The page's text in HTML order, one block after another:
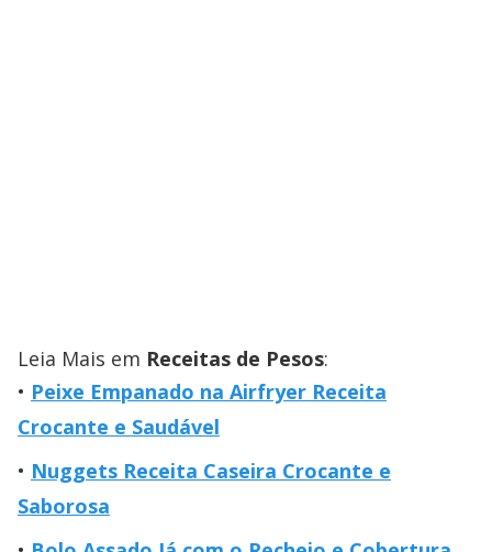
Leia Mais em Receitas de Pesos:
Peixe Empanado na Airfryer Receita
Crocante e Saudável
Nuggets Receita Caseira Crocante e
Saborosa